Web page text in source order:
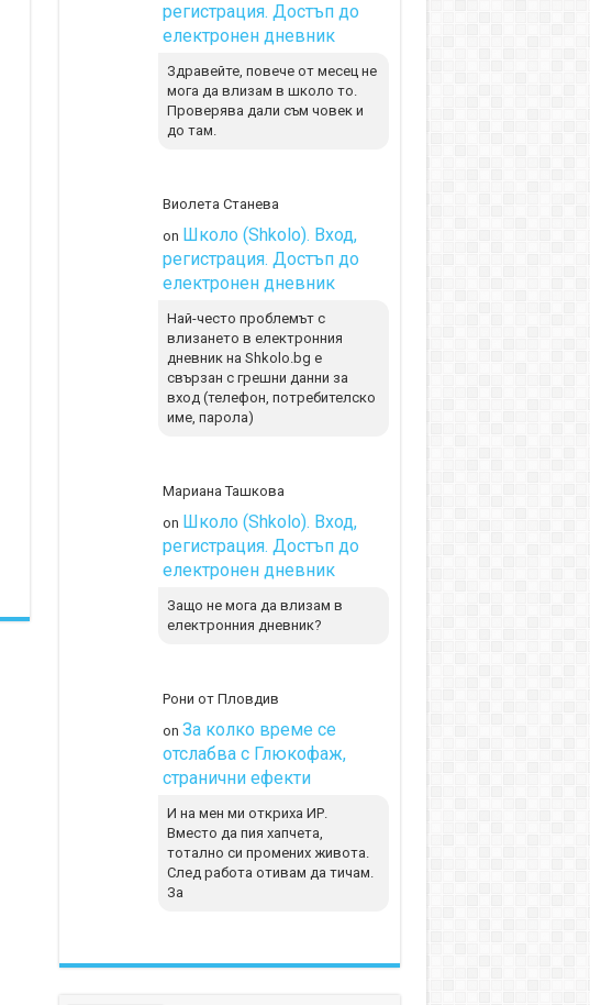
регистрация. Достъп до
електронен дневник
Здравейте, повече от месец не
мога да влизам в школо то.
Проверява дали съм човек и
до там.
Виолета Станева
on Школо (Shkolo). Вход,
регистрация. Достъп до
електронен дневник
Най-често проблемът с
влизането в електронния
дневник на Shkolo.bg е
свързан с грешни данни за
вход (телефон, потребителско
име, парола)
Мариана Ташкова
on Школо (Shkolo). Вход,
регистрация. Достъп до
електронен дневник
Защо не мога да влизам в
електронния дневник?
Рони от Пловдив
on За колко време се
отслабва с Глюкофаж,
странични ефекти
И на мен ми откриха ИР.
Вместо да пия хапчета,
тотално си промених живота.
След работа отивам да тичам.
За